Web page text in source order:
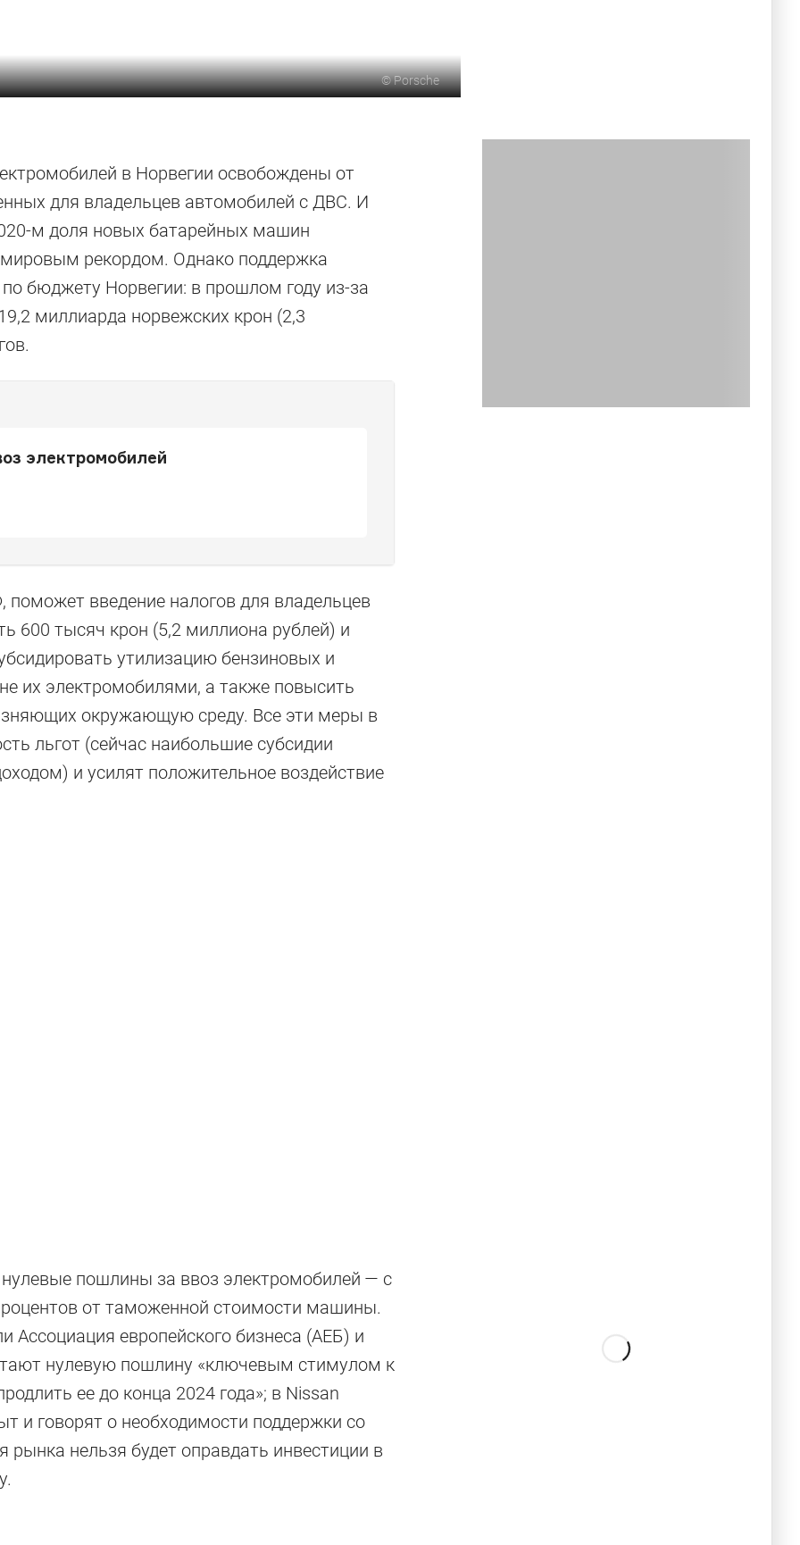
©Porsche
в Норвегии освобождены от
для владельцев автомобилей с ДВС. И
м доля новых батарейных машин
мировым рекордом. Однако поддержка
бюджету Норвегии: в прошлом году из-за
миллиарда норвежских крон (2,3
электромобилей
введение налогов для владельцев
600 тысяч крон (5,2 миллиона рублей) и
утилизацию бензиновых и
их электромобилями, а также повысить
окружающую среду. Все эти меры в
льгот (сейчас наибольшие субсидии
и усилят положительное воздействие
нулевые пошлины за ввоз электромобилей — с
от таможенной стоимости машины.
Ассоциация европейского бизнеса (АЕБ) и
нулевую пошлину «ключевым стимулом к
ее до конца 2024 года»; в Nissan
и говорят о необходимости поддержки со
рынка нельзя будет оправдать инвестиции в
запасом хода